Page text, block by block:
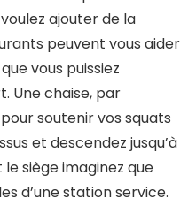
ajouter de la
peuvent vous aider
vous puissiez
Une chaise, par
soutenir vos squats
et descendez jusqu’à
siège imaginez que
d’une station service.